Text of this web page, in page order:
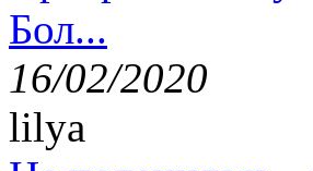
Бол...
16/02/2020
lilya